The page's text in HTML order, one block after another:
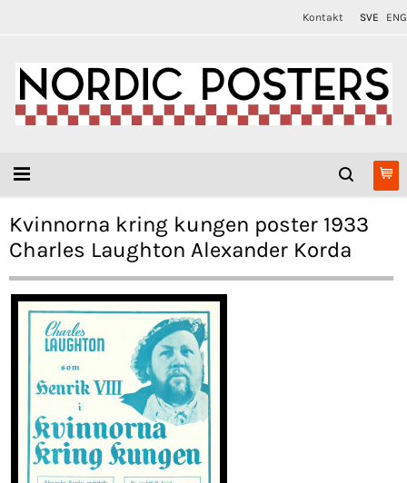
Kontakt SVE ENG
Kvinnorna kring kungen poster 1933
Charles Laughton Alexander Korda